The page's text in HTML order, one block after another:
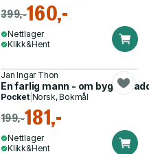
399,-160,-
Nettlager
Klikk&Hent
Jan Ingar Thon
En farlig mann - om
Pocket| Norsk, Bokmål
199,-181,-
Nettlager
Klikk&Hent